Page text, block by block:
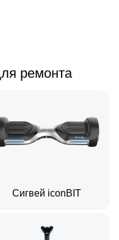
ремонта
Сигвей iconBIT